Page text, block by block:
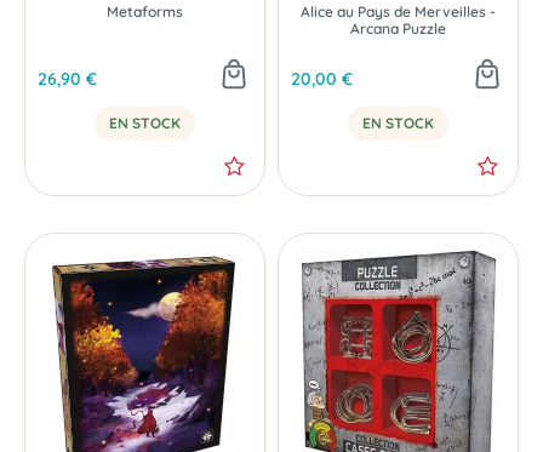
Metaforms
26,90 €
EN STOCK
Alice au Pays de Merveilles -
Arcana Puzzle
20,00 €
EN STOCK